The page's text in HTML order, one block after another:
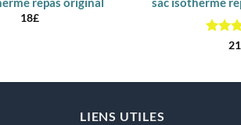
18£
Note
21
LIENS UTILES